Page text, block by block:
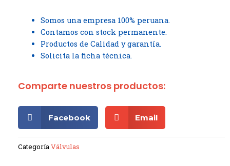
Somos una empresa 100% peruana.
Contamos con stock permanente.
Productos de Calidad y garantía.
Solicita la ficha técnica.
Comparte nuestros productos:
Facebook Email
CategoríaVálvulas